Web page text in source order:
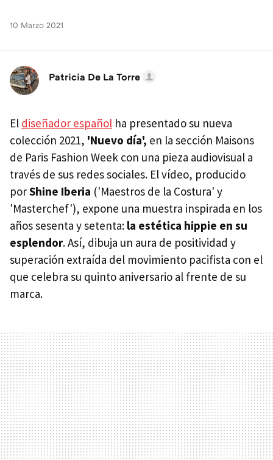
10 Marzo 2021
Patricia De La Torre
El diseñador español ha presentado su nueva
colección 2021, 'Nuevo día', en la sección Maisons
de Paris Fashion Week con una pieza audiovisual a
través de sus redes sociales. El vídeo, producido
porShine Iberia ('Maestros de la Costura' y
'Masterchef'), expone una muestra inspirada en los
años sesenta y setenta: la estética hippie en su
esplendor. Así, dibuja un aura de positividad y
superación extraída del movimiento pacifista con el
que celebra su quinto aniversario al frente de su
marca.